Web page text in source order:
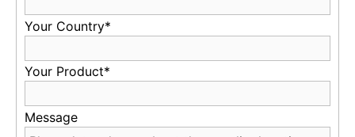
Your Country*
Your Product*
Message